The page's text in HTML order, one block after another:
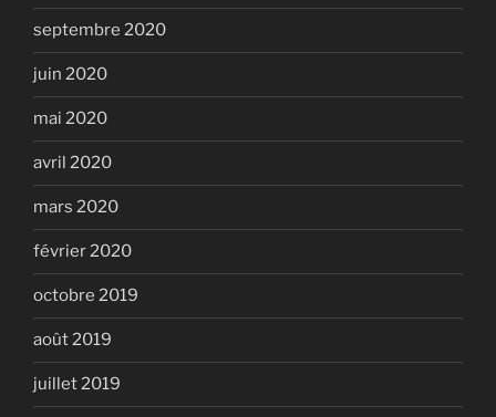
septembre 2020
juin 2020
mai 2020
avril 2020
mars 2020
février 2020
octobre 2019
août 2019
juillet 2019